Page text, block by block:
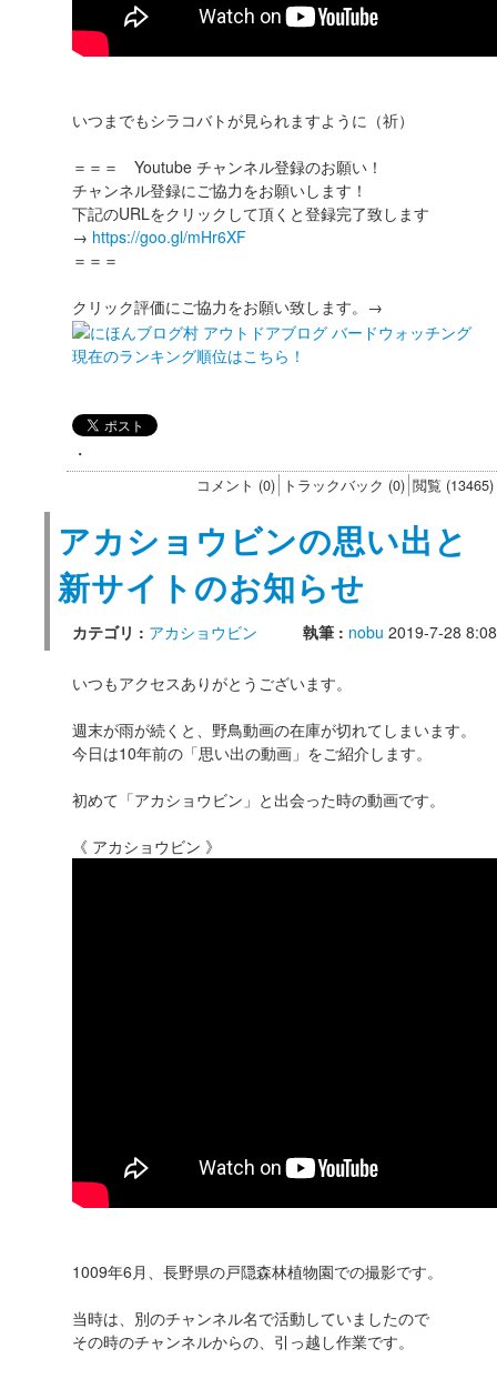
いつまでもシラコバトが見られますように（祈）
＝＝＝ Youtube チャンネル登録のお願い！
チャンネル登録にご協力をお願いします！
下記のURLをクリックして頂くと登録完了致します
→ https://goo.gl/mHr6XF
＝＝＝
クリック評価にご協力をお願い致します。→
現在のランキング順位はこちら！
・
コメント (0) トラックバック (0) 閲覧 (13465)
アカショウビンの思い出と
新サイトのお知らせ
カテゴリ : アカショウビン 執筆 : nobu 2019-7-28 8:08
いつもアクセスありがとうございます。
週末が雨が続くと、野鳥動画の在庫が切れてしまいます。
今日は10年前の「思い出の動画」をご紹介します。
初めて「アカショウビン」と出会った時の動画です。
《 アカショウビン 》
1009年6月、長野県の戸隠森林植物園での撮影です。
当時は、別のチャンネル名で活動していましたので
その時のチャンネルからの、引っ越し作業です。